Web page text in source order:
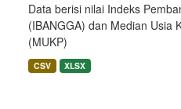
Data berisi nilai Indeks
(IBANGGA) dan Median Usia
(MUKP)
CSV XLSX